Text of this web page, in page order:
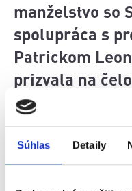
Súhlas Detaily
manželstvo so
spolupráca s
Patrickom
prizvala na
Výsledkom bol
naplno
rozpoloženie aj